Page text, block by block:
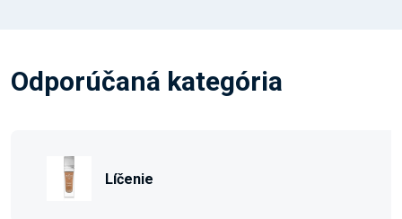
Odporúčaná kategória
Líčenie